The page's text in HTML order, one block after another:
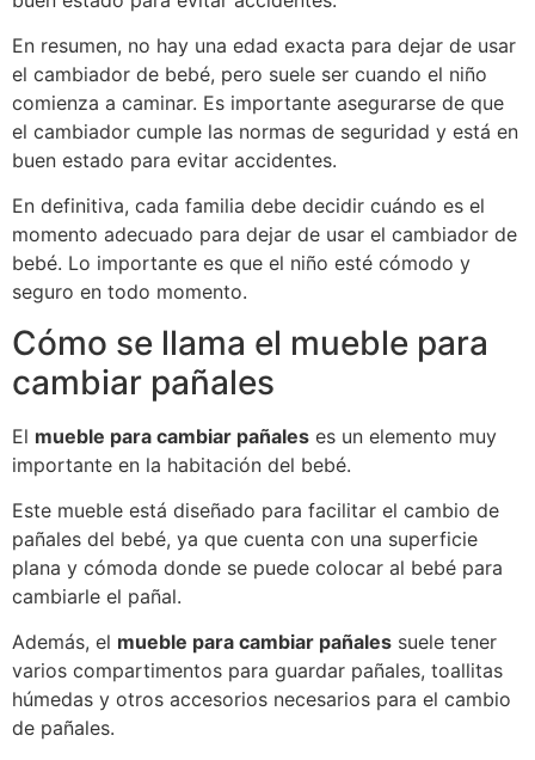
En resumen, no hay una edad exacta para dejar de usar
el cambiador de bebé, pero suele ser cuando el niño
comienza a caminar. Es importante asegurarse de que
el cambiador cumple las normas de seguridad y está en
buen estado para evitar accidentes.
En definitiva, cada familia debe decidir cuándo es el
momento adecuado para dejar de usar el cambiador de
bebé. Lo importante es que el niño esté cómodo y
seguro en todo momento.
Cómo se llama el mueble para
cambiar pañales
El mueble para cambiar pañales es un elemento muy
importante en la habitación del bebé.
Este mueble está diseñado para facilitar el cambio de
pañales del bebé, ya que cuenta con una superficie
plana y cómoda donde se puede colocar al bebé para
cambiarle el pañal.
Además, el mueble para cambiar pañales suele tener
varios compartimentos para guardar pañales, toallitas
húmedas y otros accesorios necesarios para el cambio
de pañales.